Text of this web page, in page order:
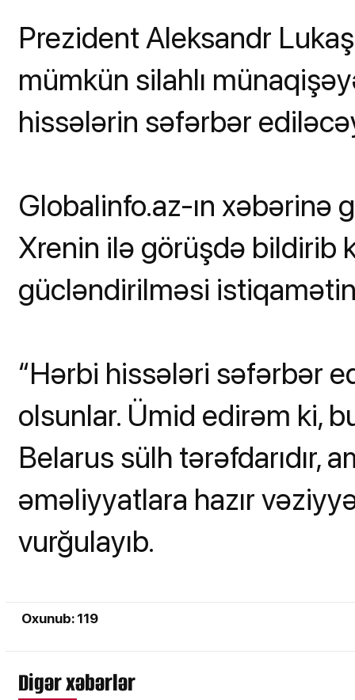
Prezident Aleksandr
mümkün silahlı
hissələrin səfərbər
Globalinfo.az-ın xəbərinə
Xrenin ilə görüşdə bildirib
gücləndirilməsi
“Hərbi hissələri səfərbər
olsunlar. Ümid edirəm ki,
Belarus sülh tərəfdarıdır,
əməliyyatlara hazır
vurğulayıb.
Oxunub: 119
Digər xəbərlər